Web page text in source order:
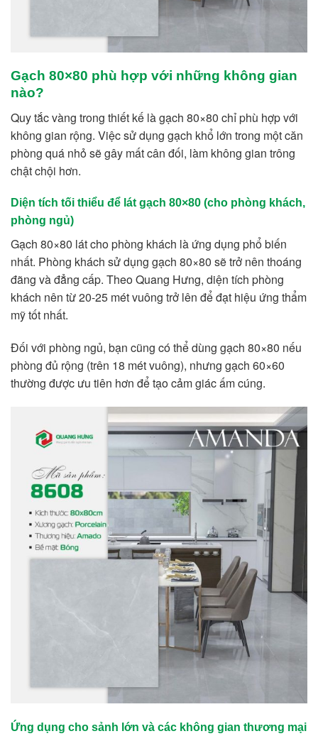
Gạch 80×80 phù hợp với những không gian
nào?
Quy tắc vàng trong thiết kế là gạch 80×80 chỉ phù hợp với
không gian rộng. Việc sử dụng gạch khổ lớn trong một căn
phòng quá nhỏ sẽ gây mất cân đối, làm không gian trông
chật chội hơn.
Diện tích tối thiểu để lát gạch 80×80 (cho phòng khách,
phòng ngủ)
Gạch 80×80 lát cho phòng khách là ứng dụng phổ biến
nhất. Phòng khách sử dụng gạch 80×80 sẽ trở nên thoáng
đãng và đẳng cấp. Theo Quang Hưng, diện tích phòng
khách nên từ 20-25 mét vuông trở lên để đạt hiệu ứng thẩm
mỹ tốt nhất.
Đối với phòng ngủ, bạn cũng có thể dùng gạch 80×80 nếu
phòng đủ rộng (trên 18 mét vuông), nhưng gạch 60×60
thường được ưu tiên hơn để tạo cảm giác ấm cúng.
Ứng dụng cho sảnh lớn và các không gian thương mại